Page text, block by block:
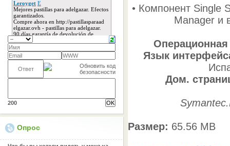
200
Опрос
• Компонент Single
Manager и
Язык
Дом.
Размер: 65.56 MB